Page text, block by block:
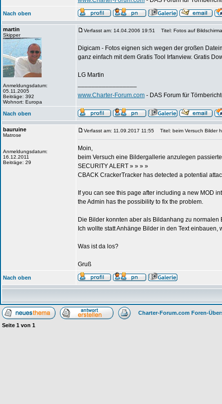
Nach oben
martin
Skipper
Anmeldungsdatum:
05.11.2005
Beiträge: 392
Wohnort: Europa
Verfasst am: 14.04.2006 19:51 Titel: Fotos auf
Digicam - Fotos eignen sich wegen der großen
ganz einfach mit dem Gratis Tool Irfanview. Gratis
LG Martin
www.Charter-Forum.com - DAS Forum für
Nach oben
bauruine
Matrose
Anmeldungsdatum:
16.12.2011
Beiträge: 29
Verfasst am: 11.09.2017 11:55 Titel: beim Versuch Bilder
Moin,
beim Versuch eine Bildergallerie anzulegen
SECURITY ALERT » » » »
CBACK CrackerTracker has detected a potential
If you can see this page after including a new MOD
the Admin has the possibility to fix the problem.
Die Bilder konnten aber als Bildanhang zu
Ich wollte statt Anhänge Bilder in den Text
Was ist da los?
Gruß
Nach oben
Charter-Forum.com Foren-
Seite 1 von 1